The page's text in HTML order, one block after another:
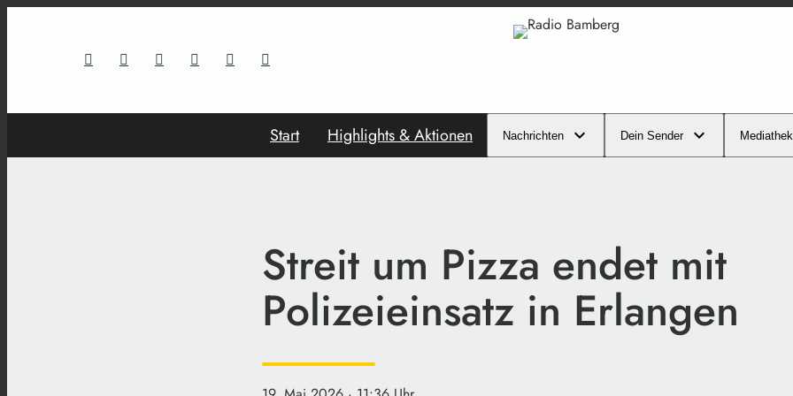
Start Highlights & Aktionen Nachrichten Dein Sender Mediathek
Streit um Pizza endet mit
Polizeieinsatz in Erlangen